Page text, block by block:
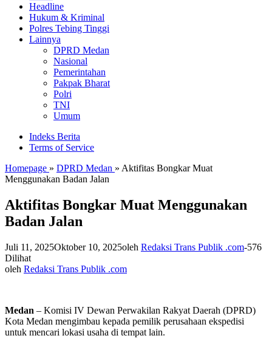
Headline
Hukum & Kriminal
Polres Tebing Tinggi
Lainnya
DPRD Medan
Nasional
Pemerintahan
Pakpak Bharat
Polri
TNI
Umum
Indeks Berita
Terms of Service
Homepage » DPRD Medan » Aktifitas Bongkar Muat
Menggunakan Badan Jalan
Aktifitas Bongkar Muat Menggunakan
Badan Jalan
Juli 11, 2025Oktober 10, 2025oleh Redaksi Trans Publik .com-576
Dilihat
oleh Redaksi Trans Publik .com
Medan – Komisi IV Dewan Perwakilan Rakyat Daerah (DPRD)
Kota Medan mengimbau kepada pemilik perusahaan ekspedisi
untuk mencari lokasi usaha di tempat lain.